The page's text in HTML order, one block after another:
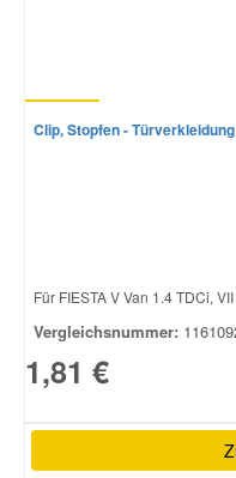
Clip, Stopfen -
Für FIESTA V Van 1.4 TDCi,
Vergleichsnummer:
1,81 €
Seat Ersatzteile
Suzuki Ersatzteile